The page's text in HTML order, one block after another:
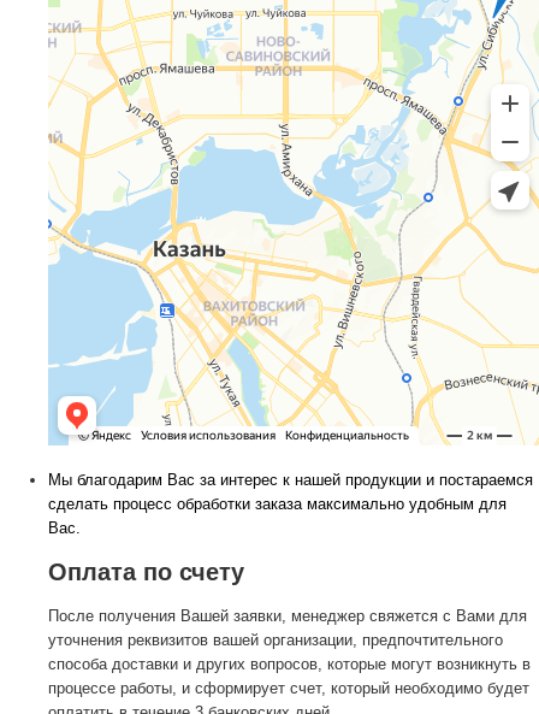
Мы благодарим Вас за интерес к нашей продукции и постараемся
сделать процесс обработки заказа максимально удобным для
Вас.
Оплата по счету
После получения Вашей заявки, менеджер свяжется с Вами для
уточнения реквизитов вашей организации, предпочтительного
способа доставки и других вопросов, которые могут возникнуть в
процессе работы, и сформирует счет, который необходимо будет